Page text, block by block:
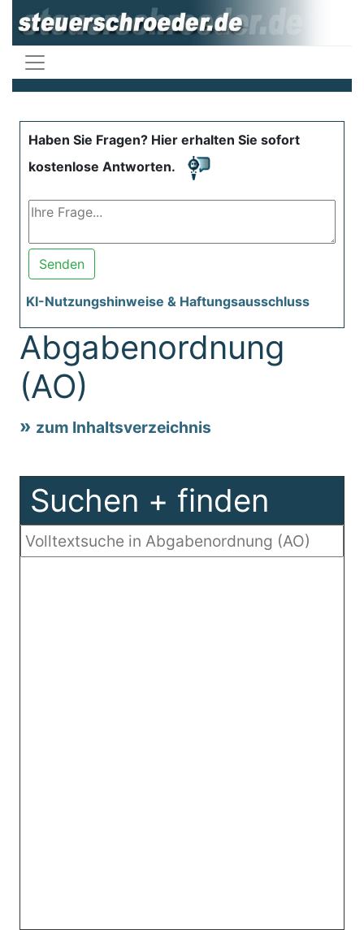
Haben Sie Fragen? Hier erhalten Sie sofort
kostenlose Antworten.
Senden
KI-Nutzungshinweise & Haftungsausschluss
Abgabenordnung
(AO)
zum Inhaltsverzeichnis
Suchen + finden